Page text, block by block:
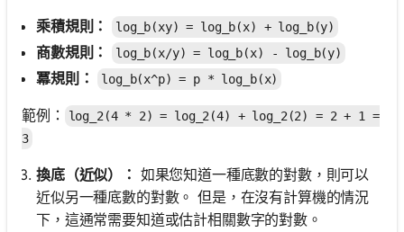
乘積規則： log_b(xy) = log_b(x) + log_b(y)
商數規則： log_b(x/y) = log_b(x) - log_b(y)
冪規則： log_b(x^p) = p * log_b(x)
範例：
log_2(4 * 2) = log_2(4) + log_2(2) = 2 + 1 =
3
換底（近似）： 如果您知道一種底數的對數，則可以
近似另一種底數的對數。 但是，在沒有計算機的情況
下，這通常需要知道或估計相關數字的對數。